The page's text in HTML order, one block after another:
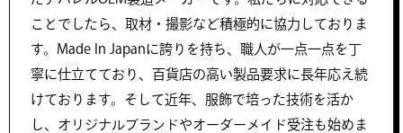
ことでしたら、取材・撮影など積極的に協力しておりま
す。Made In Japanに誇りを持ち、職人が一点一点を丁
寧に仕立てており、百貨店の高い製品要求に長年応え続
けております。そして近年、服飾で培った技術を活か
し、オリジナルブランドやオーダーメイド受注も始めま